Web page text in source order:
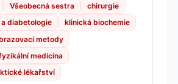
Všeobecná sestra
chirurgie
diabetologie
klinická biochemie
metody
medicína
lékařství